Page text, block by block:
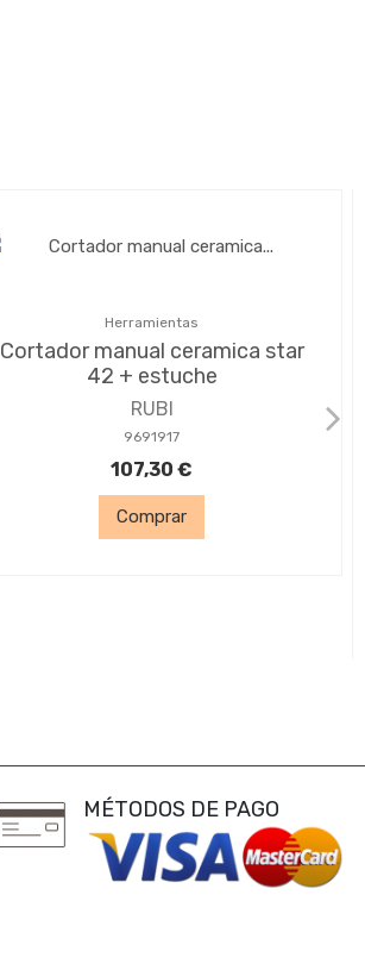
Herramientas
Cortador manual ceramica star
42 + estuche
RUBI
9691917
107,30 €
Comprar
MÉTODOS DE PAGO